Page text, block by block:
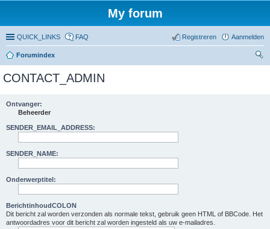
My forum
QUICK_LINKS FAQ Aanmelden
Registreren
Forumindex
CONTACT_ADMIN
Ontvanger:
Beheerder
SENDER_EMAIL_ADDRESS:
SENDER_NAME:
Onderwerptitel:
BerichtinhoudCOLON
Dit bericht zal worden verzonden als normale tekst, gebruik geen HTML of BBCode. Het
antwoordadres voor dit bericht zal worden ingesteld als uw e-mailadres.